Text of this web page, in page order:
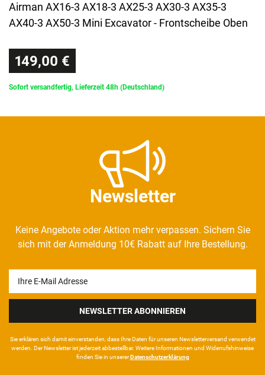
Airman AX16-3 AX18-3 AX25-3 AX30-3 AX35-3
AX40-3 AX50-3 Mini Excavator - Frontscheibe Oben
149,00 €
Sofort versandfertig, Lieferzeit 48h (Deutschland)
Newsletter
Keine Angebote oder Aktion mehr verpassen. Sichern Sie
sich mit der Anmeldung 10€ Rabatt auf Ihre Bestellung.
Honig
NEWSLETTER ABONNIEREN
Sie erklären sich damit ein­ver­standen, dass Ihre Da­ten für unseren News­letter­versand ver­wen­det
werden. Der News­letter ist jeder­zeit ab­bestel­lbar. Weitere Infor­mationen und Wider­rufshin­weise
finden Sie in unsererDaten­schutz­erklärung